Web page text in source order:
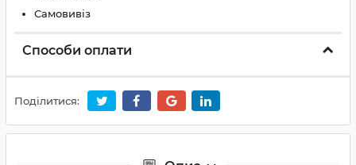
Самовивіз
Способи оплати
Поділитися: